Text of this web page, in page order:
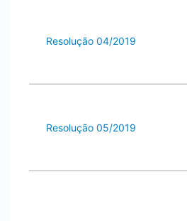
Resolução 04/2019
Resolução 05/2019